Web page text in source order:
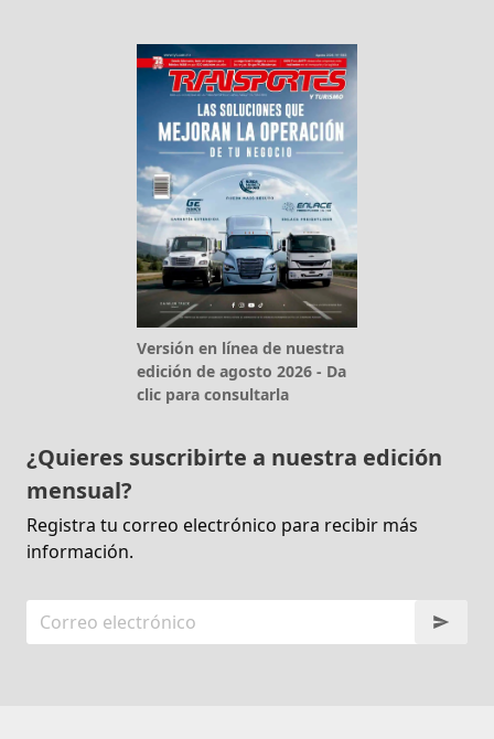
Versión en línea de nuestra
edición de agosto 2026 - Da
clic para consultarla
¿Quieres suscribirte a nuestra edición
mensual?
Registra tu correo electrónico para recibir más
información.